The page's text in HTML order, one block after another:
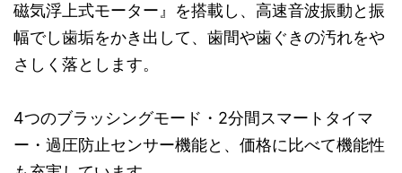
磁気浮上式モーター』を搭載し、高速音波振動と振
幅でし歯垢をかき出して、歯間や歯ぐきの汚れをや
さしく落とします。
4つのブラッシングモード・2分間スマートタイマ
ー・過圧防止センサー機能と、価格に比べて機能性